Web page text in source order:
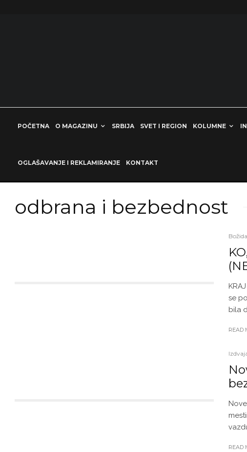
POČETNA O MAGAZINU SRBIJA SVET I REGION KOLUMNE
OGLAŠAVANJE I REKLAMIRANJE KONTAKT
odbrana i bezbednost
se
bila
READ
READ